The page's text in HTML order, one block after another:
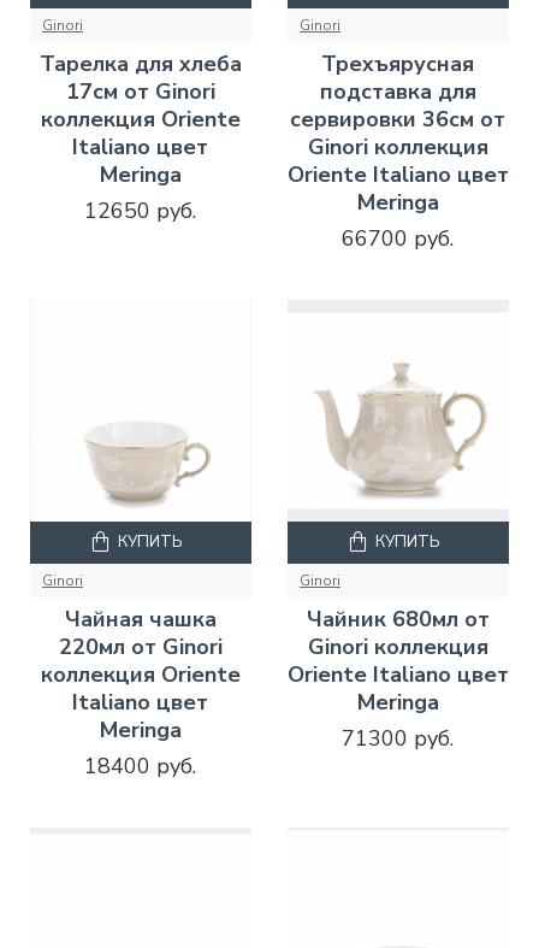
Ginori
Тарелка для хлеба
17см от Ginori
коллекция Oriente
Italiano цвет
Meringa
12650 руб.
Ginori
Трехъярусная
подставка для
сервировки 36см от
Ginori коллекция
Oriente Italiano цвет
Meringa
66700 руб.
Ginori
Чайная чашка
220мл от Ginori
коллекция Oriente
Italiano цвет
Meringa
18400 руб.
КУПИТЬ
Ginori
Чайник 680мл от
Ginori коллекция
Oriente Italiano цвет
Meringa
71300 руб.
КУПИТЬ